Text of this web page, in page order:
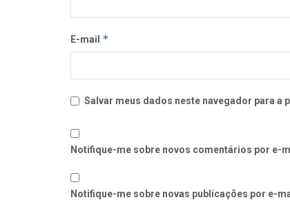
E-mail *
Salvar meus dados neste navegador para a
Notifique-me sobre novos comentários por e-
Notifique-me sobre novas publicações por e-